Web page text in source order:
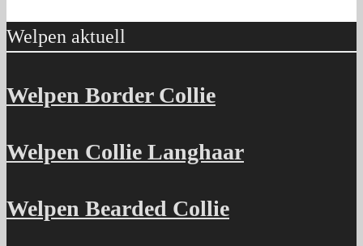
Welpen aktuell
Welpen Border Collie
Welpen Collie Langhaar
Welpen Bearded Collie